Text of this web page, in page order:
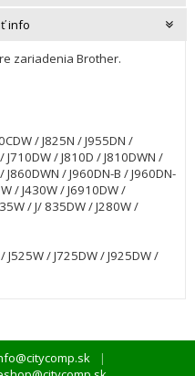
info
zariadenia Brother.
/ J825N / J955DN /
J710DW / J810D / J810DWN /
/ J960DN-B / J960DN-
/ J430W / J6910DW /
/ J/ 835DW / J280W /
J525W / J725DW / J925DW /